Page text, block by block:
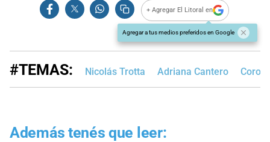
+ Agregar El Litoral en
Agregar a tus medios preferidos en Google
#TEMAS: Nicolás Trotta Adriana Cantero
Además tenés que leer: